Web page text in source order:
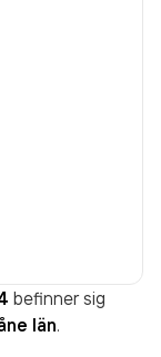
befinner sig
län.